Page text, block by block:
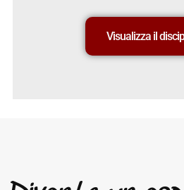
Visualizza il